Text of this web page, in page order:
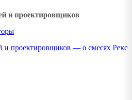
и проектировщиков
и проектировщиков — о смесях Рекс